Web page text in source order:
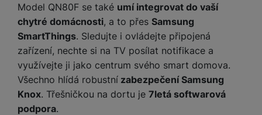
Model QN80F se také umí integrovat do vaší
chytré domácnosti, a to přes Samsung
SmartThings. Sledujte i ovládejte připojená
zařízení, nechte si na TV posílat notifikace a
využívejte ji jako centrum svého smart domova.
Všechno hlídá robustní zabezpečení Samsung
Knox. Třešničkou na dortu je 7letá softwarová
podpora.